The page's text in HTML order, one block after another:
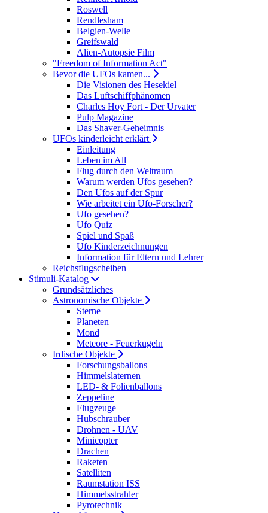
Roswell
Rendlesham
Belgien-Welle
Greifswald
Alien-Autopsie Film
"Freedom of Information Act"
Bevor die UFOs kamen...
Die Visionen des Hesekiel
Das Luftschiffphänomen
Charles Hoy Fort - Der Urvater
Pulp Magazine
Das Shaver-Geheimnis
UFOs kinderleicht erklärt
Einleitung
Leben im All
Flug durch den Weltraum
Warum werden Ufos gesehen?
Den Ufos auf der Spur
Wie arbeitet ein Ufo-Forscher?
Ufo gesehen?
Ufo Quiz
Spiel und Spaß
Ufo Kinderzeichnungen
Information für Eltern und Lehrer
Reichsflugscheiben
Stimuli-Katalog
Grundsätzliches
Astronomische Objekte
Sterne
Planeten
Mond
Meteore - Feuerkugeln
Irdische Objekte
Forschungsballons
Himmelslaternen
LED- & Folienballons
Zeppeline
Flugzeuge
Hubschrauber
Drohnen - UAV
Minicopter
Drachen
Raketen
Satelliten
Raumstation ISS
Himmelsstrahler
Pyrotechnik